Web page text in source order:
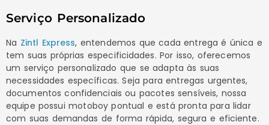
Serviço Personalizado
Na Zintl Express, entendemos que cada entrega é única e
tem suas próprias especificidades. Por isso, oferecemos
um serviço personalizado que se adapta às suas
necessidades específicas. Seja para entregas urgentes,
documentos confidenciais ou pacotes sensíveis, nossa
equipe possui motoboy pontual e está pronta para lidar
com suas demandas de forma rápida, segura e eficiente.